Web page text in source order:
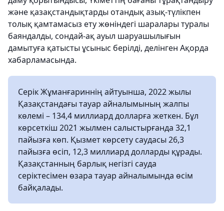
және қазақстандықтарды отандық азық-түлікпен
толық қамтамасыз ету жөніндегі шаралары туралы
баяндалды, сондай-ақ ауыл шаруашылығын
дамытуға қатысты ұсыныс берілді, делінген Ақорда
хабарламасында.
Серік Жұманғариннің айтуынша, 2022 жылы
Қазақстандағы тауар айналымының жалпы
көлемі – 134,4 миллиард долларға жеткен. Бұл
көрсеткіш 2021 жылмен салыстырғанда 32,1
пайызға көп. Қызмет көрсету саудасы 26,3
пайызға өсіп, 12,3 миллиард долларды құрады.
Қазақстанның барлық негізгі сауда
серіктесімен өзара тауар айналымында өсім
байқалады.